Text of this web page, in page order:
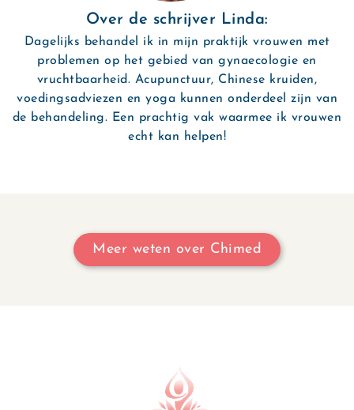
Over de schrijver Linda:
Dagelijks behandel ik in mijn praktijk vrouwen met
problemen op het gebied van gynaecologie en
vruchtbaarheid. Acupunctuur, Chinese kruiden,
voedingsadviezen en yoga kunnen onderdeel zijn van
de behandeling. Een prachtig vak waarmee ik vrouwen
echt kan helpen!
Meer weten over Chimed